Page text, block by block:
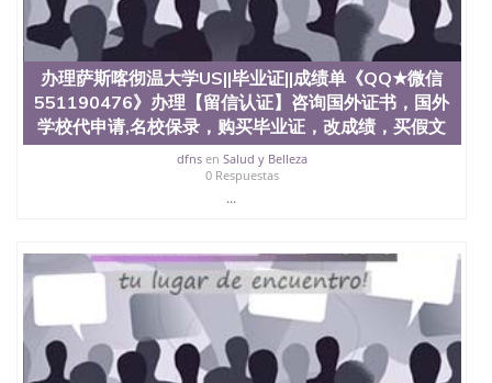
办理萨斯喀彻温大学US||毕业证||成绩单《QQ★微信
551190476》办理【留信认证】咨询国外证书，国外
学校代申请,名校保录，购买毕业证，改成绩，买假文
dfnsen Salud y Belleza
0 Respuestas
...